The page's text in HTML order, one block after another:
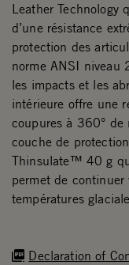
Declaration of
Leather Technology
d’une résistance
protection des
norme ANSI niveau
les impacts et les
intérieure offre une
coupures à 360° de
couche de
Thinsulate™ 40 g
permet de continuer
températures